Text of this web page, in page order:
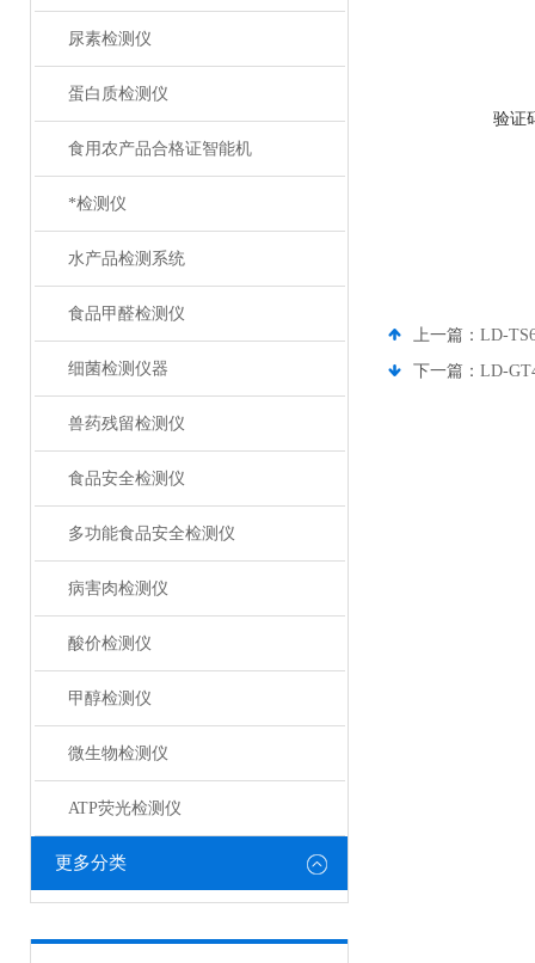
尿素检测仪
蛋白质检测仪
食用农产品合格证智能机
*检测仪
水产品检测系统
食品甲醛检测仪
细菌检测仪器
兽药残留检测仪
食品安全检测仪
多功能食品安全检测仪
病害肉检测仪
酸价检测仪
甲醇检测仪
微生物检测仪
ATP荧光检测仪
更多分类
验证
上一篇： LD-
下一篇： LD-